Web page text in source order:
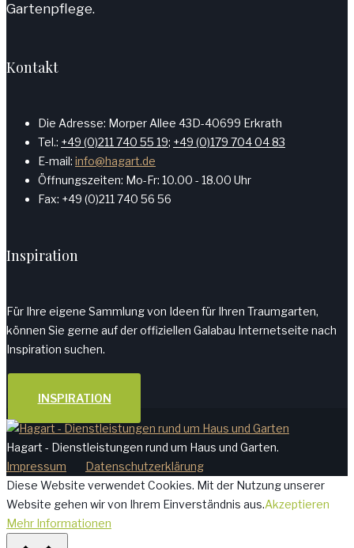
Gartenpflege.
Kontakt
Die Adresse: Morper Allee 43D-40699 Erkrath
Tel.: +49 (0)211 740 55 19; +49 (0)179 704 04 83
E-mail: info@hagart.de
Öffnungszeiten: Mo-Fr: 10.00 - 18.00 Uhr
Fax: +49 (0)211 740 56 56
Inspiration
Für Ihre eigene Sammlung von Ideen für Ihren Traumgarten,
können Sie gerne auf der offiziellen Galabau Internetseite nach
Inspiration suchen.
INSPIRATION
Hagart - Dienstleistungen rund um Haus und Garten.
Impressum
Datenschutzerklärung
Diese Website verwendet Cookies. Mit der Nutzung unserer
Website gehen wir von Ihrem Einverständnis aus.Akzeptieren
Mehr Informationen